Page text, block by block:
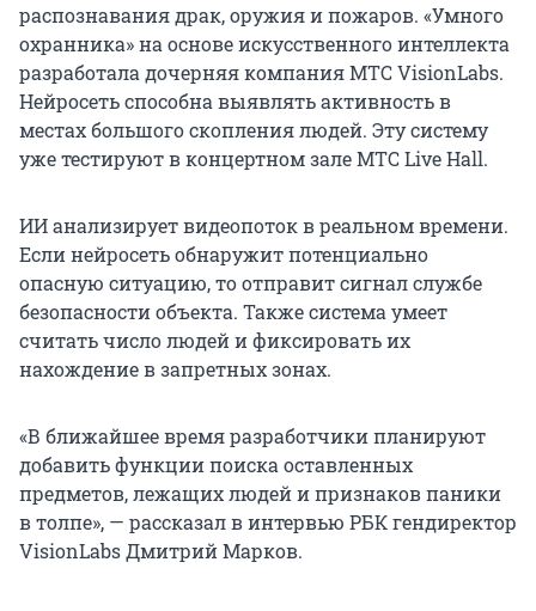
распознавания драк, оружия и пожаров. «Умного
охранника» на основе искусственного интеллекта
разработала дочерняя компания МТС VisionLabs.
Нейросеть способна выявлять активность в
местах большого скопления людей. Эту систему
уже тестируют в концертном зале МТС Live Hall.
ИИ анализирует видеопоток в реальном времени.
Если нейросеть обнаружит потенциально
опасную ситуацию, то отправит сигнал службе
безопасности объекта. Также система умеет
считать число людей и фиксировать их
нахождение в запретных зонах.
«В ближайшее время разработчики планируют
добавить функции поиска оставленных
предметов, лежащих людей и признаков паники
в толпе», — рассказал в интервью РБК гендиректор
VisionLabs Дмитрий Марков.